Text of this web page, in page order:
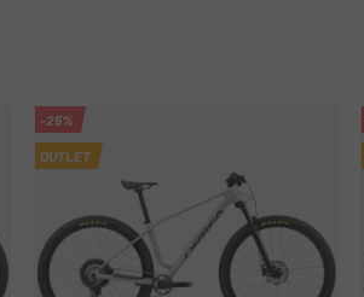
-25%
OUTLET